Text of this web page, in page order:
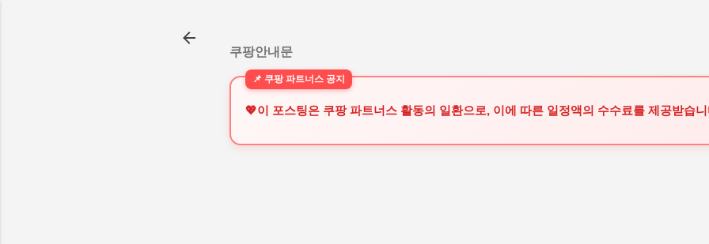
쿠팡안내문
💖이 포스팅은 쿠팡 파트너스 활동의 일환으로, 이에 따른 일정액의 수수료를 제공받습